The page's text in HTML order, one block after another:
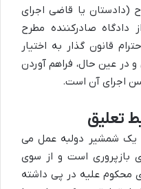
(دادستان یا قاضی اجرای
دادگاه صادرکننده مطرح
قانون گذار به اختیار
در عین حال، فراهم آوردن
اجرای آن است.
تعلیق
یک شمشیر دولبه عمل می
بازپروری است و از سوی
محکوم علیه در پی داشته